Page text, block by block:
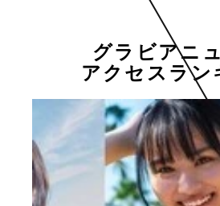
グラビアニ
アクセスラン